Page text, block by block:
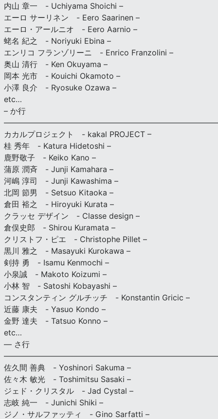
内山 章一 - Uchiyama Shoichi –
エーロ サーリネン - Eero Saarinen –
エーロ・アールニオ - Eero Aarnio –
蛯名 紀之 - Noriyuki Ebina –
エンリコ フランゾリーニ - Enrico Franzolini –
奥山 清行 - Ken Okuyama –
岡本 光市 - Kouichi Okamoto –
小澤 良介 - Ryosuke Ozawa –
etc…
– か行
カカルプロジェクト - kakal PROJECT –
桂 秀年 - Katura Hidetoshi –
鹿野敬子 - Keiko Kano –
蒲原 潤斉 - Junji Kamahara –
河嶋 淳司 - Junji Kawashima –
北岡 節男 - Setsuo Kitaoka –
倉田 裕之 - Hiroyuki Kurata –
クラッセ デザイン - Classe design –
倉俣史郎 - Shirou Kuramata –
クリストフ・ピエ - Christophe Pillet –
黒川 雅之 - Masayuki Kurokawa –
剣持 勇 - Isamu Kenmochi –
小泉誠 - Makoto Koizumi –
小林 智 - Satoshi Kobayashi –
コンスタンティン グルチッチ - Konstantin Gricic –
近藤 康夫 - Yasuo Kondo –
金野 達夫 - Tatsuo Konno –
etc…
— さ行
佐久間 善典 - Yoshinori Sakuma –
佐々木 敏光 - Toshimitsu Sasaki –
ジェド・クリスタル - Jad Cystal –
志岐 純一 - Junichi Shiki –
ジノ・サルファッティ - Gino Sarfatti –